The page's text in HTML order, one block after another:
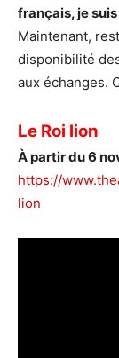
français, je
Maintenant,
disponibilité
aux échanges.
Le Roi lion
Àpartir du 6
https://
lion